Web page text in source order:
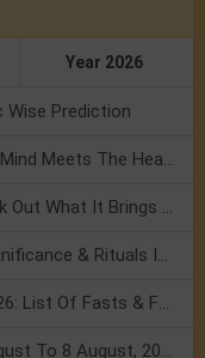
Year 2026
Wise Prediction